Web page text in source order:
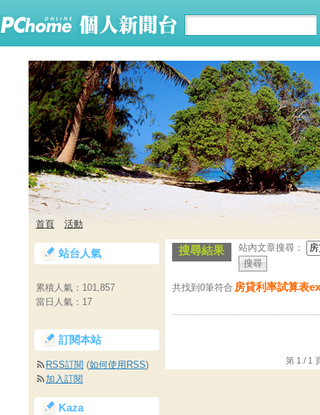
首頁 活動
搜尋結果 站內文章搜尋：
共找到0筆符合 房貸利率試算表
第 1 /
站台人氣
累積人氣： 101,857
當日人氣： 17
訂閱本站
RSS訂閱 (如何使用RSS)
加入訂閱
Kaza